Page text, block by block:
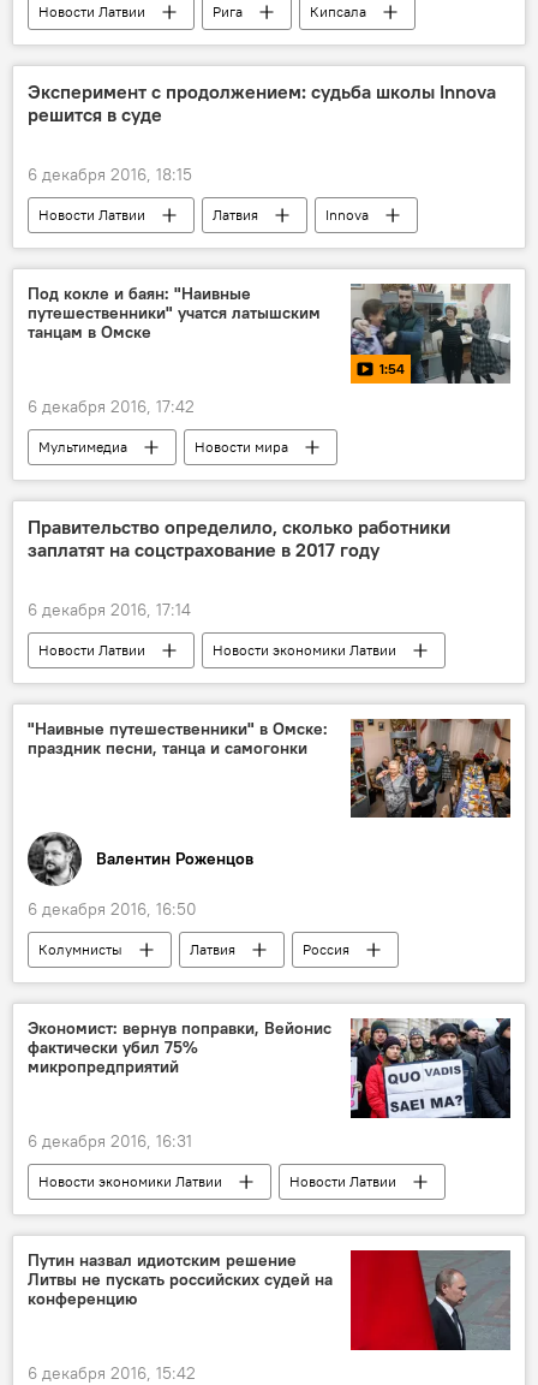
Новости Латвии Рига Кипсала
Эксперимент с продолжением: судьба школы Innova
решится в суде
6 декабря 2016, 18:15
Новости Латвии Латвия
Innova
ГСКО
закон о нелояльности педагогов
Под кокле и баян: "Наивные
путешественники" учатся латышским
танцам в Омске
1:54
6 декабря 2016, 17:42
Мультимедиа
Новости мира
Новости России
Видео
Омск
Наивные путешественники
"Наивные путешественники": из Риги в Сибирь
Правительство определило, сколько работники
заплатят на соцстрахование в 2017 году
6 декабря 2016, 17:14
Новости Латвии
Новости экономики Латвии
Латвия
"Наивные путешественники" в Омске:
праздник песни, танца и самогонки
Валентин Роженцов
6 декабря 2016, 16:50
Колумнисты Латвия
Россия
Омск
Алексей Стетюха
Робертс Вицупс
Валентин Роженцов
Наивные путешественники
"Наивные путешественники": из Риги в Сибирь
Экономист: вернув поправки, Вейонис
фактически убил 75%
микропредприятий
6 декабря 2016, 16:31
Новости экономики Латвии
Новости Латвии
Латвия
Раймондс Вейонис
Путин назвал идиотским решение
Литвы не пускать российских судей на
конференцию
6 декабря 2016, 15:42